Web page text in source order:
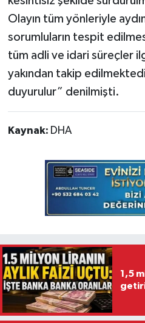
Olayın tüm yönleriyle
sorumluların tespit
tüm adli ve idari süreçler
yakından takip
duyurulur” denilmişti.
Kaynak: DHA
1,5